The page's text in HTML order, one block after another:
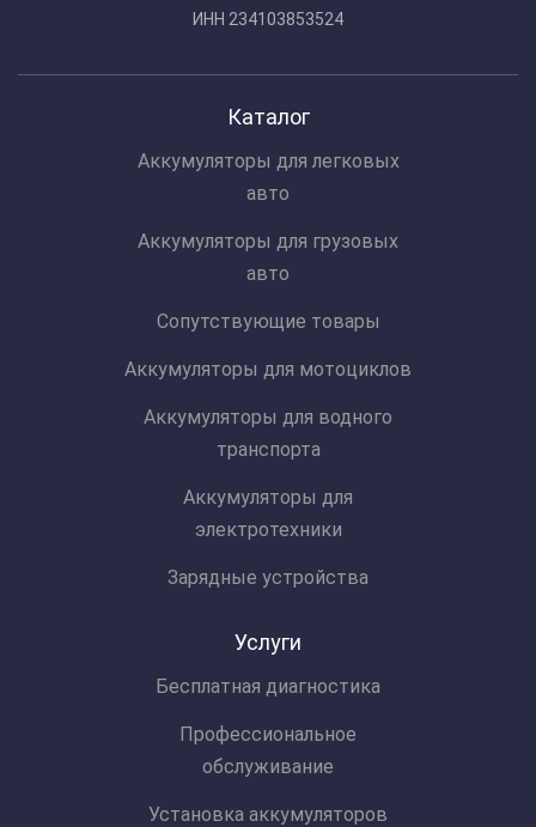
ИНН 234103853524
Каталог
Аккумуляторы для легковых
авто
Аккумуляторы для грузовых
авто
Сопутствующие товары
Аккумуляторы для мотоциклов
Аккумуляторы для водного
транспорта
Аккумуляторы для
электротехники
Зарядные устройства
Услуги
Бесплатная диагностика
Профессиональное
обслуживание
Установка аккумуляторов